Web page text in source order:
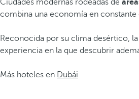
Ciudades modernas rodeadas de
combina una economía en
Reconocida por su clima desértico,
experiencia en la que descubrir
Más hoteles en Dubái